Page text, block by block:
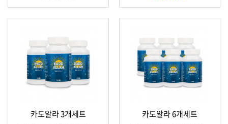
카도알라 3개세트 카도알라 6개세트